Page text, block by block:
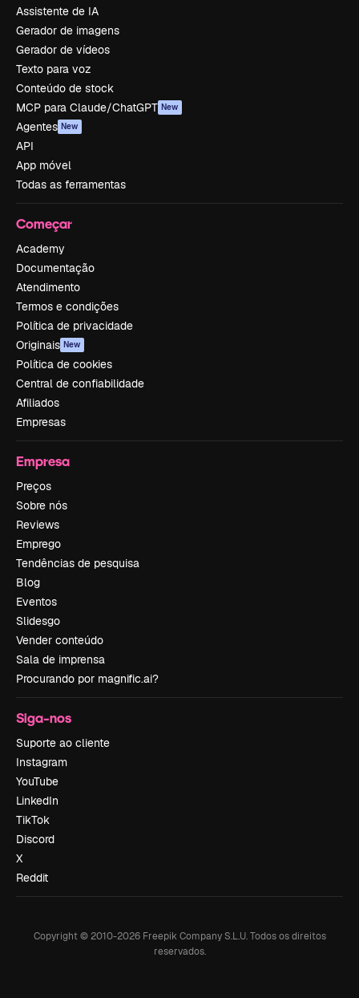
Assistente de IA
Gerador de imagens
Gerador de vídeos
Texto para voz
Conteúdo de stock
MCP para Claude/ChatGPT New
Agentes New
API
App móvel
Todas as ferramentas
Começar
Academy
Documentação
Atendimento
Termos e condições
Política de privacidade
Originais New
Política de cookies
Central de confiabilidade
Afiliados
Empresas
Empresa
Preços
Sobre nós
Reviews
Emprego
Tendências de pesquisa
Blog
Eventos
Slidesgo
Vender conteúdo
Sala de imprensa
Procurando por magnific.ai?
Siga-nos
Suporte ao cliente
Instagram
YouTube
LinkedIn
TikTok
Discord
X
Reddit
Copyright © 2010-2026Freepik Company S.L.U. Todos os direitos
reservados.